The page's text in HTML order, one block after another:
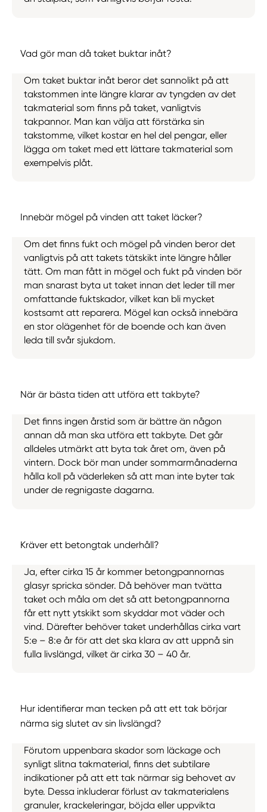
Vad gör man då taket buktar inåt?
Om taket buktar inåt beror det sannolikt på att
takstommen inte längre klarar av tyngden av det
takmaterial som finns på taket, vanligtvis
takpannor. Man kan välja att förstärka sin
takstomme, vilket kostar en hel del pengar, eller
lägga om taket med ett lättare takmaterial som
exempelvis plåt.
Innebär mögel på vinden att taket läcker?
Om det finns fukt och mögel på vinden beror det
vanligtvis på att takets tätskikt inte längre håller
tätt. Om man fått in mögel och fukt på vinden bör
man snarast byta ut taket innan det leder till mer
omfattande fuktskador, vilket kan bli mycket
kostsamt att reparera. Mögel kan också innebära
en stor olägenhet för de boende och kan även
leda till svår sjukdom.
När är bästa tiden att utföra ett takbyte?
Det finns ingen årstid som är bättre än någon
annan då man ska utföra ett takbyte. Det går
alldeles utmärkt att byta tak året om, även på
vintern. Dock bör man under sommarmånaderna
hålla koll på väderleken så att man inte byter tak
under de regnigaste dagarna.
Kräver ett betongtak underhåll?
Ja, efter cirka 15 år kommer betongpannornas
glasyr spricka sönder. Då behöver man tvätta
taket och måla om det så att betongpannorna
får ett nytt ytskikt som skyddar mot väder och
vind. Därefter behöver taket underhållas cirka vart
5:e – 8:e år för att det ska klara av att uppnå sin
fulla livslängd, vilket är cirka 30 – 40 år.
Hur identifierar man tecken på att ett tak börjar
närma sig slutet av sin livslängd?
Förutom uppenbara skador som läckage och
synligt slitna takmaterial, finns det subtilare
indikationer på att ett tak närmar sig behovet av
byte. Dessa inkluderar förlust av takmaterialens
granuler, krackeleringar, böjda eller uppvikta